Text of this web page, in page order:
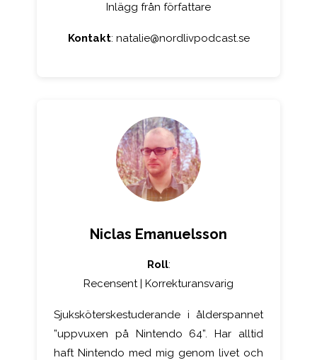
Inlägg från författare
Kontakt: natalie@nordlivpodcast.se
Niclas Emanuelsson
Roll:
Recensent | Korrekturansvarig
Sjuksköterskestuderande i ålderspannet
”uppvuxen på Nintendo 64”. Har alltid
haft Nintendo med mig genom livet och